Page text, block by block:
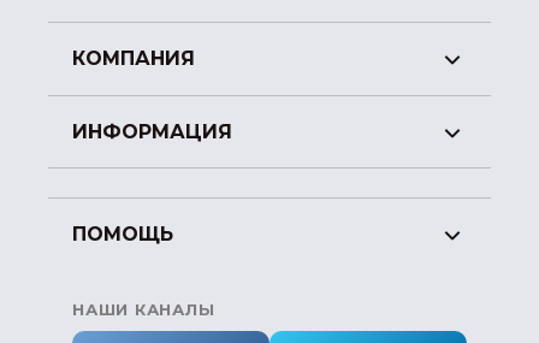
КОМПАНИЯ
ИНФОРМАЦИЯ
ПОМОЩЬ
НАШИ КАНАЛЫ